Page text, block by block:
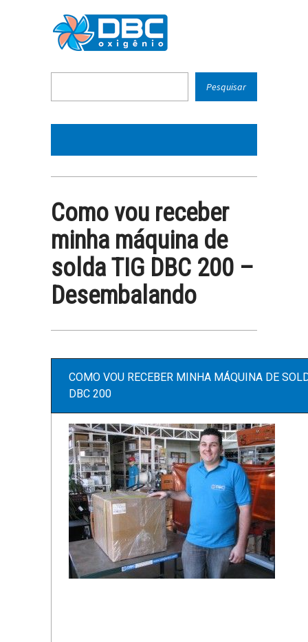
Como vou receber
minha máquina de
solda TIG DBC 200 –
Desembalando
COMO VOU RECEBER MINHA MÁQUINA DE
DBC 200